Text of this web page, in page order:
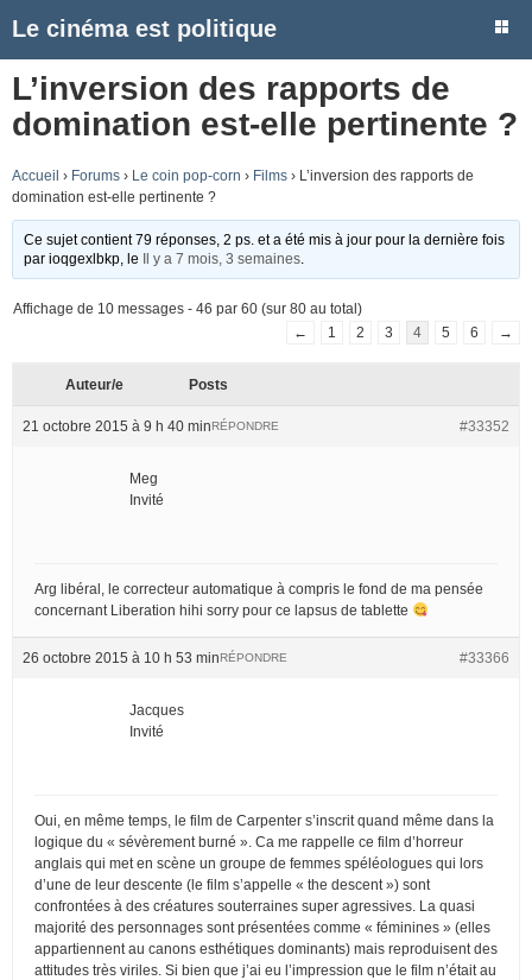
Le cinéma est politique
L’inversion des rapports de
domination est-elle pertinente ?
Accueil › Forums › Le coin pop-corn › Films › L’inversion des rapports de
domination est-elle pertinente ?
Ce sujet contient 79 réponses, 2 ps. et a été mis à jour pour la dernière fois
parioqgexlbkp , le Il y a 7 mois, 3 semaines
Affichage de 10 messages - 46 par 60 (sur 80 au total)
←
1 2 3 4 5 6 →
Auteur/e Posts
21 octobre 2015 à 9 h 40 min #33352
RÉPONDRE
Meg
Invité
Arg libéral, le correcteur automatique à compris le fond de ma pensée
concernant Liberation hihi sorry pour ce lapsus de tablette
26 octobre 2015 à 10 h 53 min #33366
RÉPONDRE
Jacques
Invité
Oui, en même temps, le film de Carpenter s’inscrit quand même dans la
logique du « sévèrement burné ». Ca me rappelle ce film d’horreur
anglais qui met en scène un groupe de femmes spéléologues qui lors
d’une de leur descente (le film s’appelle « the descent ») sont
confrontées à des créatures souterraines super agressives. La quasi
majorité des personnages sont présentées comme « féminines » (elles
appartiennent au canons esthétiques dominants) mais reproduisent des
attitudes très viriles. Si bien que j’ai eu l’impression que le film n’était au